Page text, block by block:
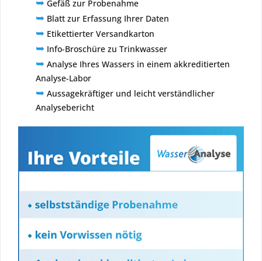
Gefäß zur Probenahme
➥ Blatt zur Erfassung Ihrer Daten
➥ Etikettierter Versandkarton
➥ Info-Broschüre zu Trinkwasser
➥ Analyse Ihres Wassers in einem akkreditierten
Analyse-Labor
➥ Aussagekräftiger und leicht verständlicher
Analysebericht